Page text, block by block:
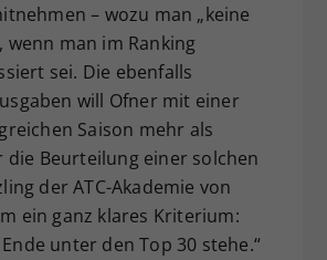
– wozu man „keine
wenn man im Ranking
sei. Die ebenfalls
will Ofner mit einer
Saison mehr als
die Beurteilung einer solchen
der ATC-Akademie von
ein ganz klares Kriterium:
unter den Top 30 stehe.“